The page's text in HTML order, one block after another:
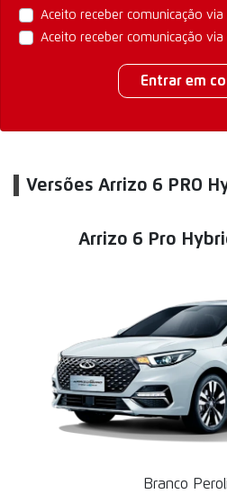
Aceito receber comunicação
Aceito receber comunicação via
Entrar em
Versões Arrizo 6 PRO
Arrizo 6 Pro
Branco